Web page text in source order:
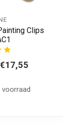
Clips
€17,55